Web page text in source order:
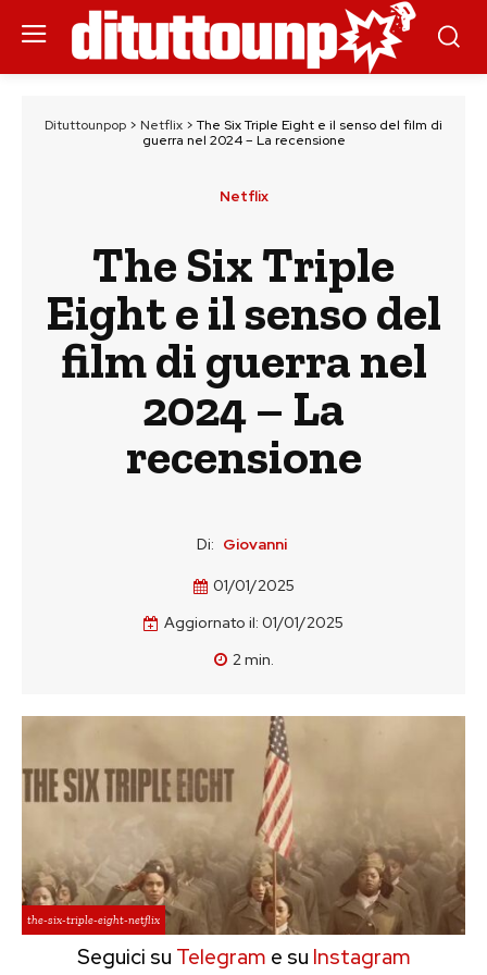
Dituttounpop > Netflix > The Six Triple Eight e il senso del film di
guerra nel 2024 – La recensione
Netflix
The Six Triple
Eight e il senso del
film di guerra nel
2024 – La
recensione
Di: Giovanni
01/01/2025
Aggiornato il: 01/01/2025
2min.
the-six-triple-eight-netflix
Seguici su Telegram e su Instagram